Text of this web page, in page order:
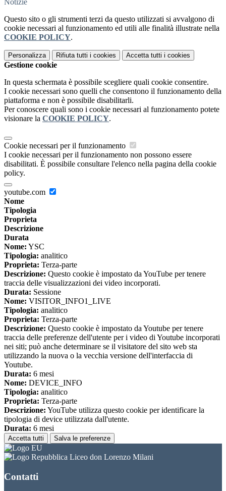
Notizie
Questo sito o gli strumenti terzi da questo utilizzati si avvalgono di
cookie necessari al funzionamento ed utili alle finalità illustrate nella
COOKIE POLICY.
Personalizza Rifiuta tutti i cookies Accetta tutti i cookies
Gestione cookie
In questa schermata è possibile scegliere quali cookie consentire.
I cookie necessari sono quelli che consentono il funzionamento della
piattaforma e non è possibile disabilitarli.
Per conoscere quali sono i cookie necessari al funzionamento potete
visionare la COOKIE POLICY.
Cookie necessari per il funzionamento
I cookie necessari per il funzionamento non possono essere
disabilitati. È possibile consultare l'elenco nella pagina della cookie
policy.
youtube.com
Nome
Tipologia
Proprieta
Descrizione
Durata
Nome: YSC
Tipologia: analitico
Proprieta: Terza-parte
Descrizione: Questo cookie è impostato da YouTube per tenere
traccia delle visualizzazioni dei video incorporati.
Durata: Sessione
Nome: VISITOR_INFO1_LIVE
Tipologia: analitico
Proprieta: Terza-parte
Descrizione: Questo cookie è impostato da Youtube per tenere
traccia delle preferenze dell'utente per i video di Youtube incorporati
nei siti; può anche determinare se il visitatore del sito web sta
utilizzando la nuova o la vecchia versione dell'interfaccia di
Youtube.
Durata: 6 mesi
Nome: DEVICE_INFO
Tipologia: analitico
Proprieta: Terza-parte
Descrizione: YouTube utilizza questo cookie per identificare la
tipologia di device utilizzata dall'utente.
Durata: 6 mesi
Accetta tutti Salva le preferenze
Liceo don Lorenzo Milani
Contatti